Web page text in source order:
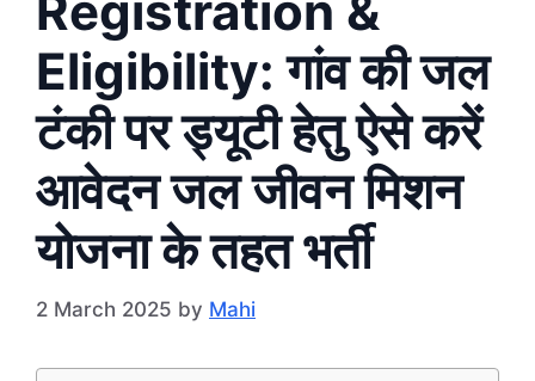
Eligibility: गांव की जल
टंकी पर ड्यूटी हेतु ऐसे करें
आवेदन जल जीवन मिशन
योजना के तहत भर्ती
2 March 2025 by Mahi